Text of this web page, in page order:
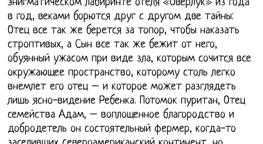
энигматическом лабиринте отеля «Оверлук» из года
в год, веками борются друг с другом две тайны:
Отец все так же берется за топор, чтобы наказать
строптивых, а Сын все так же бежит от него,
обуянный ужасом при виде зла, которым сочится все
окружающее пространство, которому столь легко
внемлет его отец – и которое может разглядеть
лишь ясно-видение Ребенка. Потомок пуритан, Отец
семейства Адам, – воплощенное благородство и
добродетель он состоятельный фермер, когда-то